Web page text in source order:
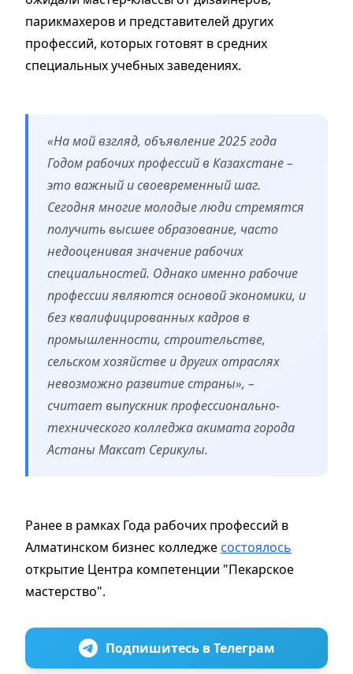
парикмахеров и представителей других
профессий, которых готовят в средних
специальных учебных заведениях.
«На мой взгляд, объявление 2025 года
Годом рабочих профессий в Казахстане –
это важный и своевременный шаг.
Сегодня многие молодые люди стремятся
получить высшее образование, часто
недооценивая значение рабочих
специальностей. Однако именно рабочие
профессии являются основой экономики, и
без квалифицированных кадров в
промышленности, строительстве,
сельском хозяйстве и других отраслях
невозможно развитие страны», –
считает выпускник профессионально-
технического колледжа акимата города
Астаны Максат Серикулы.
Ранее в рамках Года рабочих профессий в
Алматинском бизнес колледже состоялось
открытие Центра компетенции "Пекарское
мастерство".
Подпишитесь в Телеграм